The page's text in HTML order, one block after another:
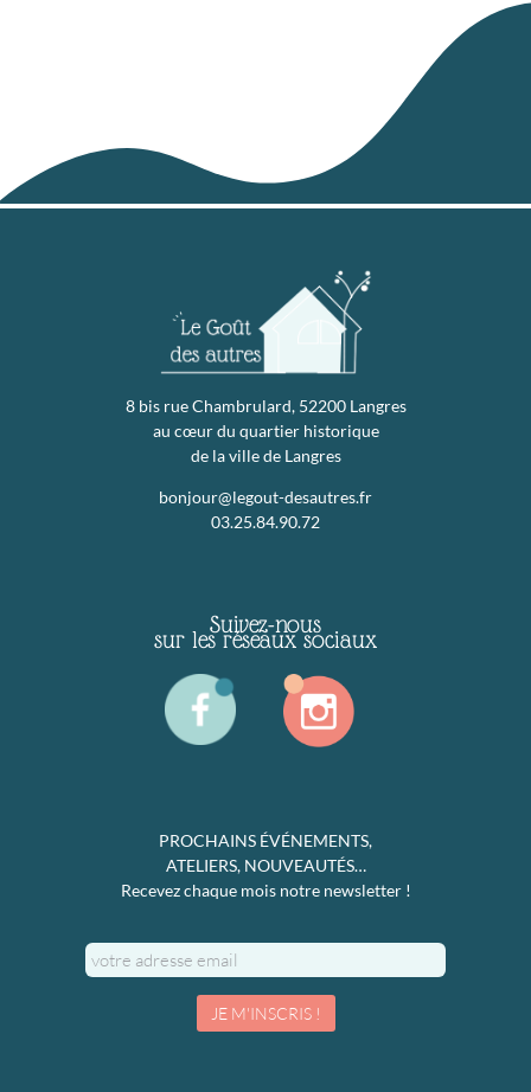
8 bis rue Chambrulard, 52200 Langres
au cœur du quartier historique
de la ville de Langres
bonjour@legout-desautres.fr
03.25.84.90.72
Suivez-nous
sur les réseaux sociaux
PROCHAINS ÉVÉNEMENTS,
ATELIERS, NOUVEAUTÉS…
Recevez chaque mois notre newsletter !